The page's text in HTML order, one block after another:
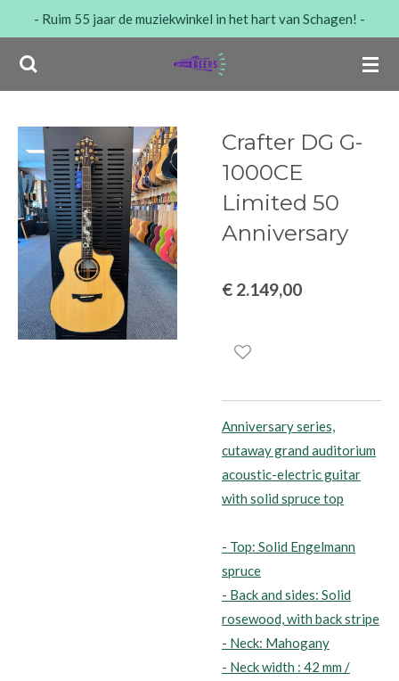
naar
de
- Ruim 55 jaar de muziekwinkel in het hart van Schagen! -
Crafter DG G-
1000CE
Limited 50
Anniversary
€ 2.149,00
Anniversary series,
cutaway grand auditorium
acoustic-electric guitar
with solid spruce top
- Top: Solid Engelmann
spruce
- Back and sides: Solid
rosewood, with back stripe
- Neck: Mahogany
- Neck width : 42 mm /